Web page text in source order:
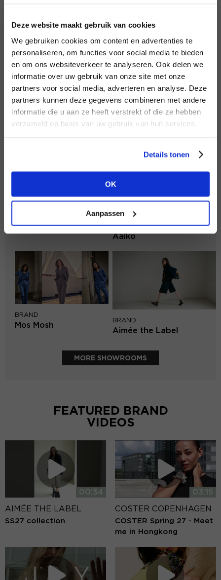
Deze website maakt gebruik van cookies
We gebruiken cookies om content en advertenties te
personaliseren, om functies voor social media te bieden
en om ons websiteverkeer te analyseren. Ook delen we
informatie over uw gebruik van onze site met onze
partners voor social media, adverteren en analyse. Deze
partners kunnen deze gegevens combineren met andere
informatie die u aan ze heeft verstrekt of die ze hebben
verzameld op basis van uw gebruik van hun services.
Details tonen
OK
Aanpassen
LOGIN
Password
LOGIN
NO ACCOUNT YET?
DON’T HAVE AN ACCOUNT
YET?
view the other options.
VIEW ALL OPTIONS
Harper & Yve
BRAND
PENN&INK N.Y
BRAND
BRAND
Aaiko
BRAND
Mos Mosh
BRAND
Aimée the Label
MORE SHOWROOMS
FEATURED BRAND
VIDEOS
00:34
AIMÉE THE LABEL
SS27 collection
03:15
COSTER COPENHAGEN
COSTER Spring 27 - Meet
me in Hongkong